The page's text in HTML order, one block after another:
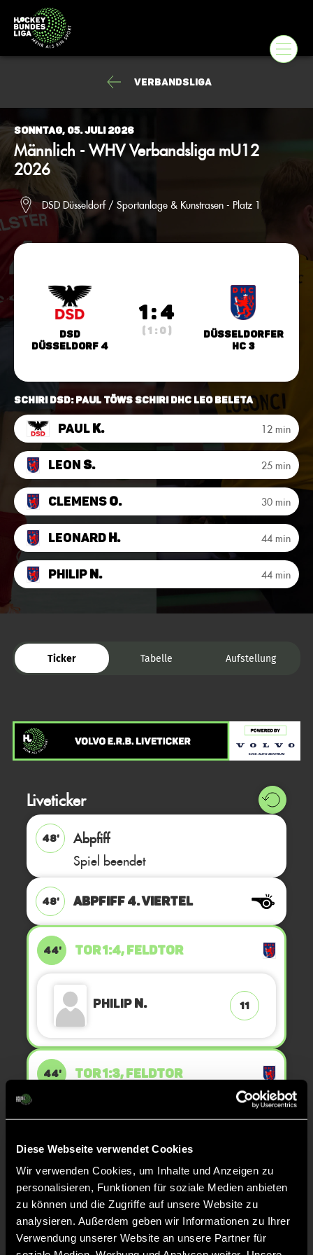
Diese Webseite verwendet Cookies
Wir verwenden Cookies, um Inhalte und Anzeigen zu
personalisieren, Funktionen für soziale Medien anbieten
zu können und die Zugriffe auf unsere Website zu
analysieren. Außerdem geben wir Informationen zu Ihrer
Verwendung unserer Website an unsere Partner für
Verbandsliga
Sonntag, 05. Juli 2026
Männlich - WHV Verbandsliga mU12
2026
DSD Düsseldorf / Sportanlage & Kunstrasen - Platz 1
DSD
Düsseldorf 4
1 : 4
( 1 : 0 )
Düsseldorfer
HC 3
Schiri DSD: Paul Töws Schiri DHC Leo Beleta
PaulK. 12 min
LeonS. 25 min
ClemensO. 30 min
LeonardH. 44 min
PhilipN. 44 min
Ticker Tabelle Aufstellung
Liveticker
48'
Abpfiff
Spiel beendet
48' ABPFIFF 4. Viertel
44' TOR 1:4, FELDTOR
PhilipN. 11
44' TOR 1:3, FELDTOR
ANPFIFF 4. Viertel
36' ABPFIFF 3. Viertel